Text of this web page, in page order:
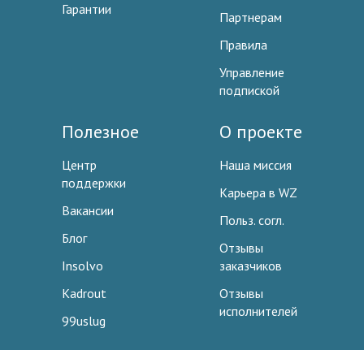
Гарантии
Партнерам
Правила
Управление
подпиской
Полезное
Центр
поддержки
Вакансии
Блог
Insolvo
Kadrout
99uslug
О проекте
Наша миссия
Карьера в WZ
Польз. согл.
Отзывы
заказчиков
Отзывы
исполнителей